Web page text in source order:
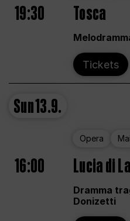
19:30 Tosca
Tickets
Sun13.9.
Opera
16:00 Lucia di
Dramma
Donizetti